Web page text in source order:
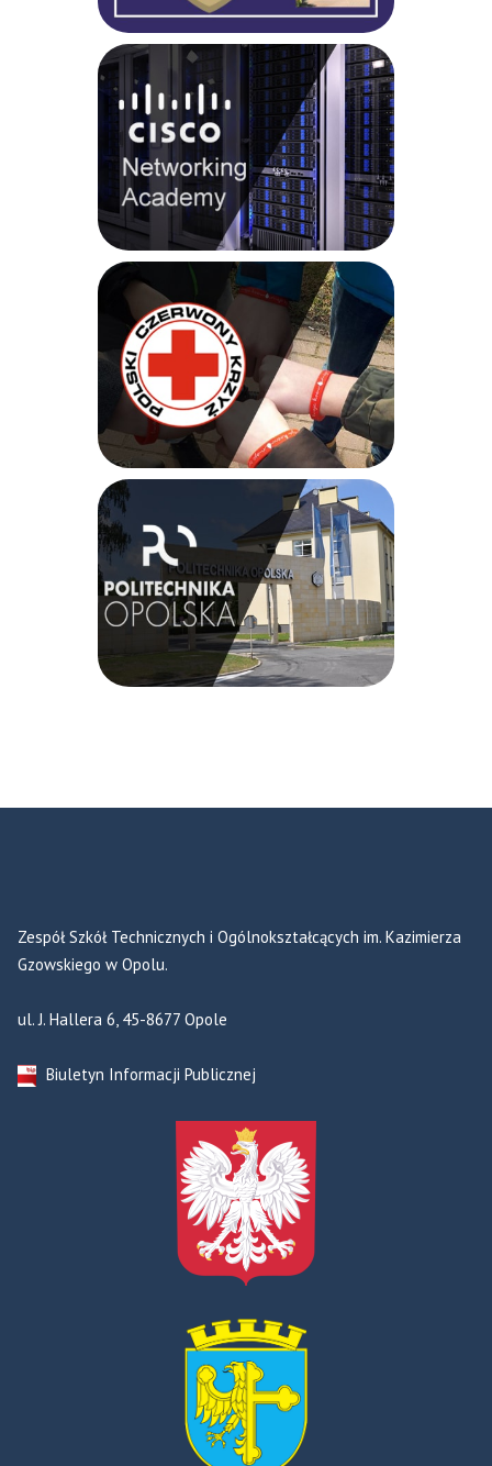
Zespół Szkół Technicznych i Ogólnokształcących im. Kazimierza
Gzowskiego w Opolu.
ul. J. Hallera 6, 45-8677 Opole
Biuletyn Informacji Publicznej